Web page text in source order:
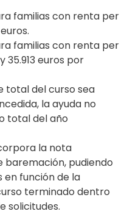
familias con renta per
familias con renta per
35.913 euros por
total del curso sea
la ayuda no
total del año
la nota
pudiendo
función de la
terminado dentro
solicitudes.